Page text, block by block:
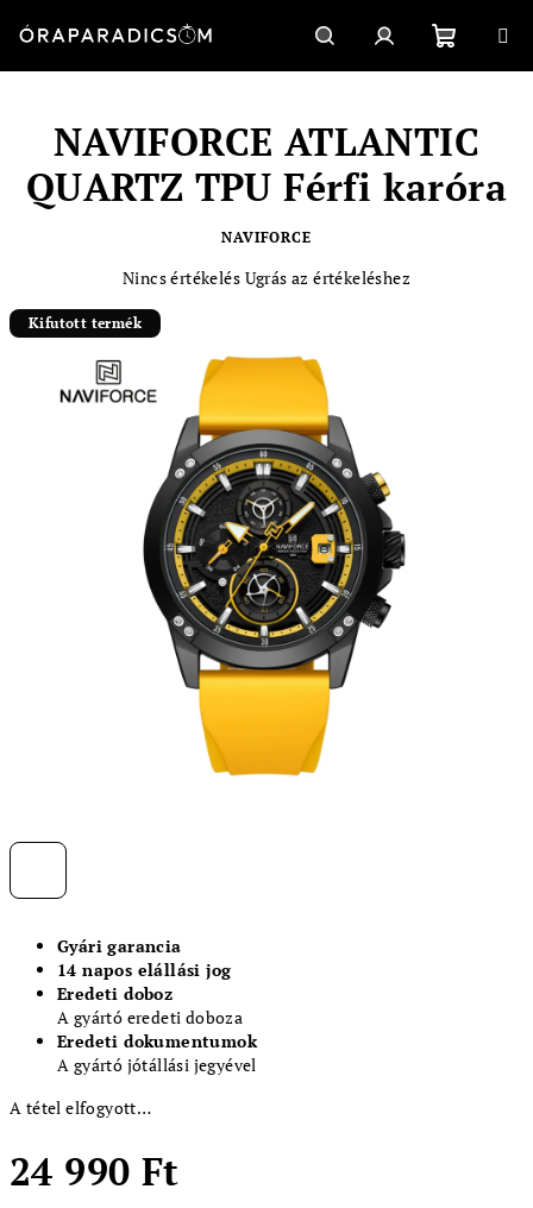
KeresésBejelentkezés
Kosár
Gyári garancia
14 napos elállási jog
Eredeti doboz
A gyártó eredeti doboza
Eredeti dokumentumok
A gyártó jótállási jegyével
A tétel elfogyott…
24 990 Ft
NAVIFORCE ATLANTIC
QUARTZ TPU Férfi karóra
NAVIFORCE
A
átlagos
ből
csillag.
Nincs értékelés Ugrás az értékeléshez
Kifutott termék